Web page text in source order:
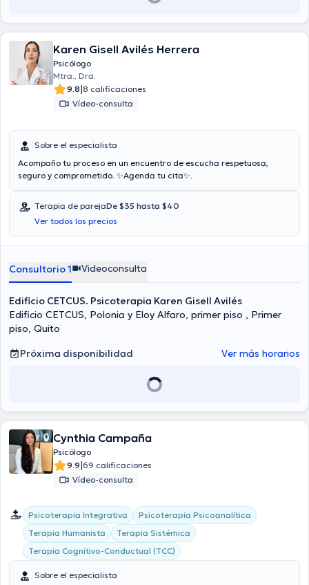
Karen Gisell Avilés Herrera
Psicólogo
Mtra., Dra.
9.8|8 calificaciones
Vídeo-consulta
Sobre el especialista
Acompaño tu proceso en un encuentro de escucha respetuosa,
seguro y comprometido. ✨Agenda tu cita✨.
Terapia de parejaDe $35 hasta $40
Ver todos los precios
Consultorio 1 Videoconsulta
Edificio CETCUS. Psicoterapia Karen Gisell Avilés
Edificio CETCUS, Polonia y Eloy Alfaro, primer piso , Primer
piso, Quito
Próxima disponibilidad
Ver más horarios
Cynthia Campaña
Psicólogo
9.9|69 calificaciones
Vídeo-consulta
Psicoterapia Integrativa
Psicoterapia Psicoanalítica
Terapia Humanista
Terapia Sistémica
Terapia Cognitivo-Conductual (TCC)
Sobre el especialista